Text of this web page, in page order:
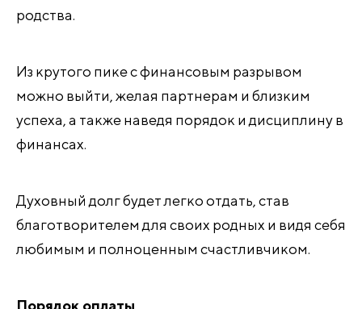
родства.
Из крутого пике с финансовым разрывом
можно выйти, желая партнерам и близким
успеха, а также наведя порядок и дисциплину в
финансах.
Духовный долг будет легко отдать, став
благотворителем для своих родных и видя себя
любимым и полноценным счастливчиком.
Порядок оплаты